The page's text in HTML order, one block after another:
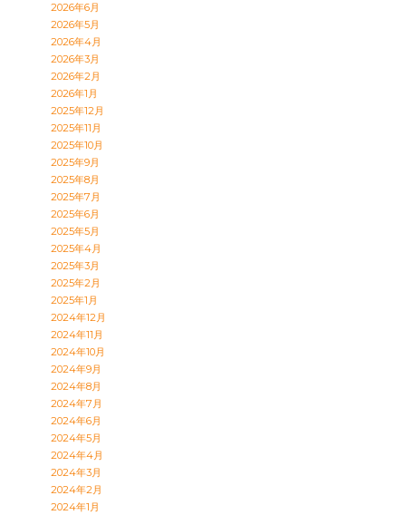
2026年6月
2026年5月
2026年4月
2026年3月
2026年2月
2026年1月
2025年12月
2025年11月
2025年10月
2025年9月
2025年8月
2025年7月
2025年6月
2025年5月
2025年4月
2025年3月
2025年2月
2025年1月
2024年12月
2024年11月
2024年10月
2024年9月
2024年8月
2024年7月
2024年6月
2024年5月
2024年4月
2024年3月
2024年2月
2024年1月